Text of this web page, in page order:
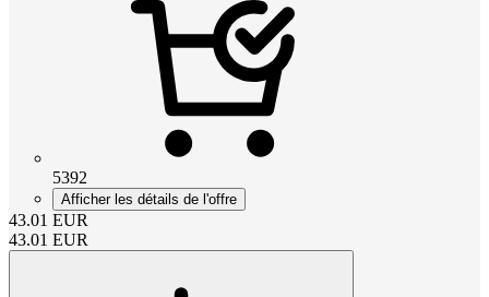
5392
Afficher les détails de l'offre
43.01 EUR
43.01 EUR